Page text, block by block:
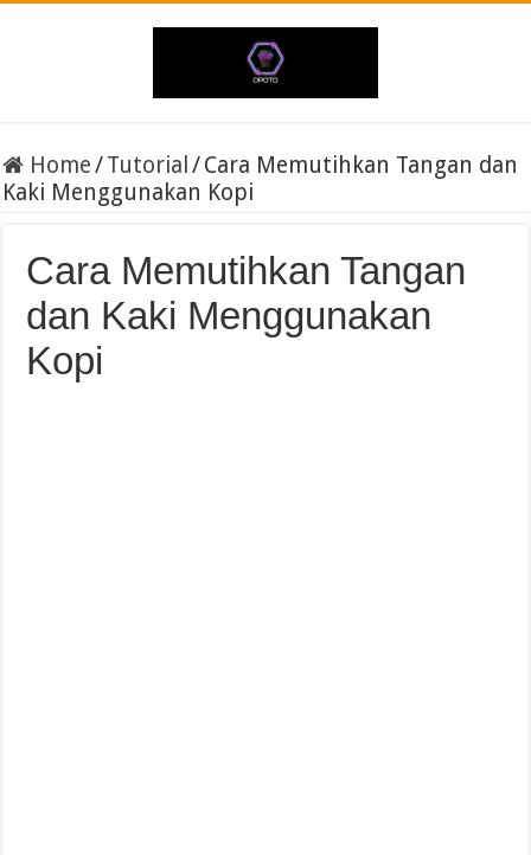
Home/Tutorial /Cara Memutihkan Tangan dan
Kaki Menggunakan Kopi
Cara Memutihkan Tangan
dan Kaki Menggunakan
Kopi